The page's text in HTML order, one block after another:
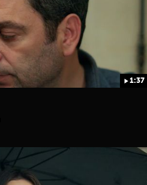
1:37